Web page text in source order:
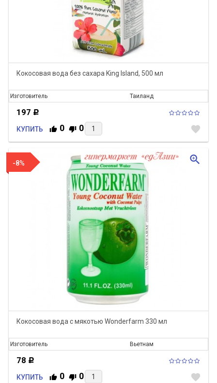
Кокосовая вода без сахара King Island, 500 мл
Изготовитель Таиланд
197 Р
КУПИТЬ 0 0 favorite
-8%
Кокосовая вода с мякотью Wonderfarm 330 мл
Изготовитель Вьетнам
78 Р
КУПИТЬ 0 0 favorite
zoom_in